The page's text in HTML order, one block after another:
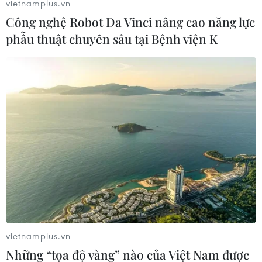
Sau đó, các cầu thủ trẻ tới từ xứ sở chuột túi có
thêm bàn thắng nữa ở phút 89 sau hàng loạt
tình huống phối hợp hay để định đoạt trận đấu.
U16 Việt Nam cần là một trong bốn đội nhì bảng có thành tích
tốt nhất sau vòng loại để giành vé đi tiếp tới Vòng chung kết
vietnamplus.vn
Công nghệ Robot Da Vinci nâng cao năng lực
phẫu thuật chuyên sâu tại Bệnh viện K
vietnamplus.vn
Những “tọa độ vàng” nào của Việt Nam được